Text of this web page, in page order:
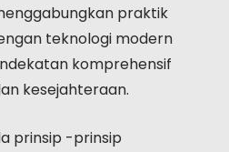
praktik
teknologi modern
komprehensif
kesejahteraan.
prinsip -prinsip